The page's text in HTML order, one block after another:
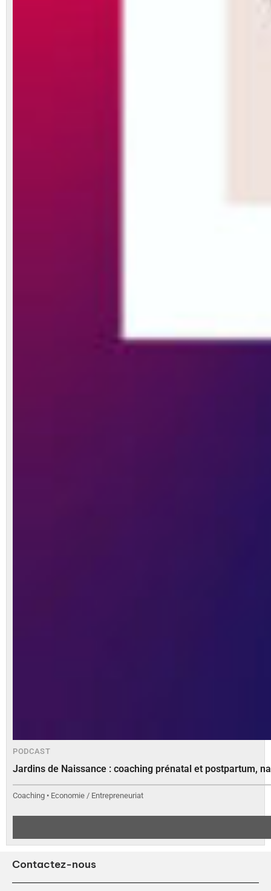
PODCAST
Jardins de Naissance : coaching prénatal et postpartum,
Coaching • Economie / Entrepreneuriat
Contactez-nous